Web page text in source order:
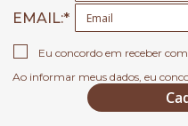
EMAIL
Eu concordo em receber
Ao informar meus dados, eu